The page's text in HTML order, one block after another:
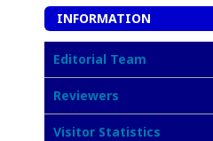
INFORMATION
Editorial Team
Reviewers
Visitor Statistics